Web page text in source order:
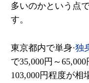
多いのかという点
す。
東京都内で単身·独
で35,000円～ 65,000
103,000円程度が相